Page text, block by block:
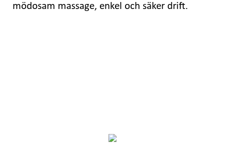
mödosam massage, enkel och säker drift.